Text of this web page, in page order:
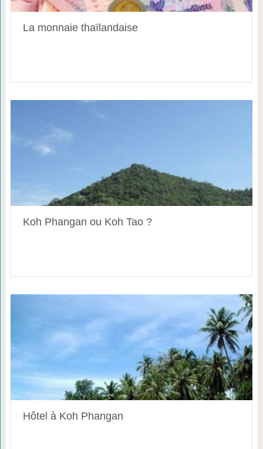
La monnaie thaïlandaise
Koh Phangan ou Koh Tao ?
Hôtel à Koh Phangan